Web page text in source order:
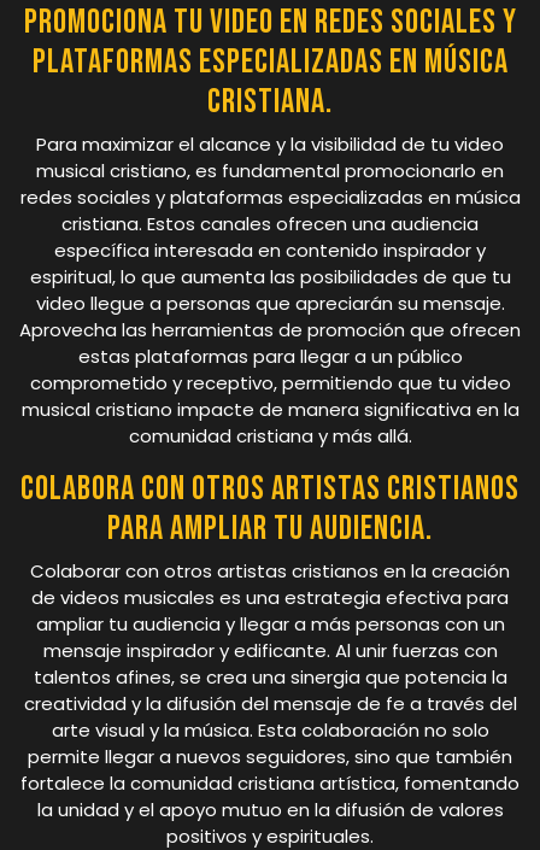
Promociona tu video en redes sociales y
plataformas especializadas en música
cristiana.
Para maximizar el alcance y la visibilidad de tu video
musical cristiano, es fundamental promocionarlo en
redes sociales y plataformas especializadas en música
cristiana. Estos canales ofrecen una audiencia
específica interesada en contenido inspirador y
espiritual, lo que aumenta las posibilidades de que tu
video llegue a personas que apreciarán su mensaje.
Aprovecha las herramientas de promoción que ofrecen
estas plataformas para llegar a un público
comprometido y receptivo, permitiendo que tu video
musical cristiano impacte de manera significativa en la
comunidad cristiana y más allá.
Colabora con otros artistas cristianos
para ampliar tu audiencia.
Colaborar con otros artistas cristianos en la creación
de videos musicales es una estrategia efectiva para
ampliar tu audiencia y llegar a más personas con un
mensaje inspirador y edificante. Al unir fuerzas con
talentos afines, se crea una sinergia que potencia la
creatividad y la difusión del mensaje de fe a través del
arte visual y la música. Esta colaboración no solo
permite llegar a nuevos seguidores, sino que también
fortalece la comunidad cristiana artística, fomentando
la unidad y el apoyo mutuo en la difusión de valores
positivos y espirituales.